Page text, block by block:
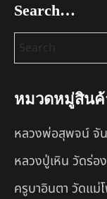
Search…
หมวดหมู่สินค้
หลวงพ่อสุพจน์ จั
หลวงปู่เหิน วัดร่
ครูบาอินตา วัดแม่